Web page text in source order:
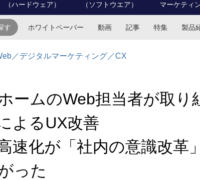
（ハードウェア）
（ソフトウエア）
マーケティ
す ホワイトペーパー 動画 記事 特集 製品
／デジタルマーケティング／CX
ームのWeb担当者が取り
よるUX改善
速化が「社内の意識改革
った